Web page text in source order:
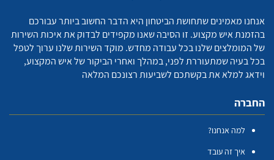
אנחנו מאמינים שתחושת הביטחון היא הדבר החשוב ביותר עבורכם
בהזמנת איש מקצוע. זו הסיבה שאנו מקפידים לבדוק את איכות השירות
של המומלצים שלנו בכל עבודה מחדש. מוקד השירות שלנו ערוך לטפל
בכל בעיה שמתעוררת לפני, במהלך ואחרי הביקור של איש המקצוע,
וידאג למלא את בקשתכם לשביעות רצונכם המלאה
החברה
למה אנחנו?
איך זה עובד